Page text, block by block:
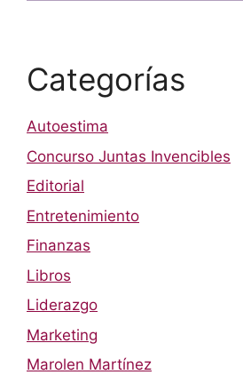
Categorías
Autoestima
Concurso Juntas Invencibles
Editorial
Entretenimiento
Finanzas
Libros
Liderazgo
Marketing
Marolen Martínez